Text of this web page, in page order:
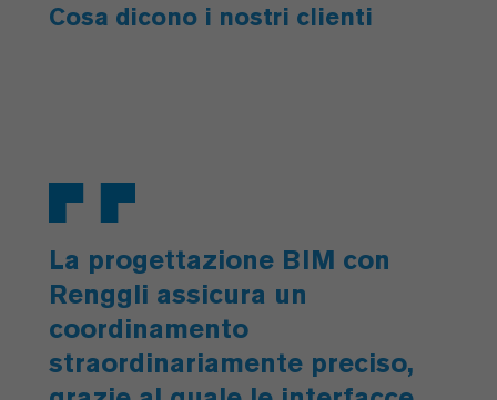
Cosa dicono i nostri clienti
La progettazione BIM con
Renggli assicura un
coordinamento
straordinariamente preciso,